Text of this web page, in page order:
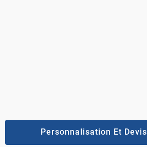
Personnalisation Et Devis